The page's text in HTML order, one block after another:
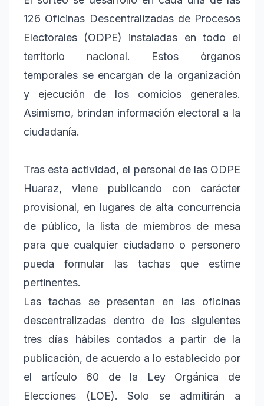
126 Oficinas Descentralizadas de Procesos
Electorales (ODPE) instaladas en todo el
territorio nacional. Estos órganos
temporales se encargan de la organización
y ejecución de los comicios generales.
Asimismo, brindan información electoral a la
ciudadanía.
Tras esta actividad, el personal de las ODPE
Huaraz, viene publicando con carácter
provisional, en lugares de alta concurrencia
de público, la lista de miembros de mesa
para que cualquier ciudadano o personero
pueda formular las tachas que estime
pertinentes.
Las tachas se presentan en las oficinas
descentralizadas dentro de los siguientes
tres días hábiles contados a partir de la
publicación, de acuerdo a lo establecido por
el artículo 60 de la Ley Orgánica de
Elecciones (LOE). Solo se admitirán a